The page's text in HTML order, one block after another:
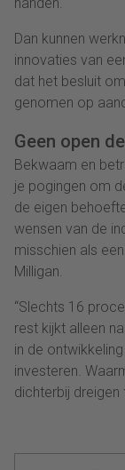
Dan kunnen
innovaties van
dat het besluit
genomen op
Geen open
Bekwaam en
je pogingen om
de eigen
wensen van de
misschien als
Milligan.
“Slechts 16
rest kijkt alleen
in de
investeren.
dichterbij dreigen